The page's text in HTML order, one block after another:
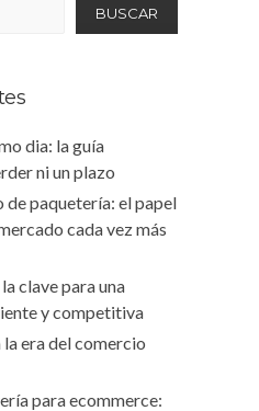
BUSCAR
dia: la guía
ni un plazo
de paquetería: el papel
cada vez más
clave para una
y competitiva
la era del comercio
para ecommerce: